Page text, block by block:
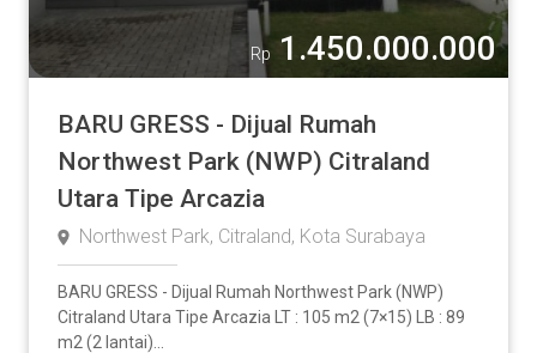
Rp 1.450.000.000
BARU GRESS - Dijual Rumah
Northwest Park (NWP) Citraland
Utara Tipe Arcazia
Northwest Park, Citraland, Kota Surabaya
BARU GRESS - Dijual Rumah Northwest Park (NWP)
Citraland Utara Tipe Arcazia LT : 105 m2 (7×15) LB : 89
m2 (2 lantai)...